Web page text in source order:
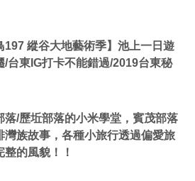
197 縱谷大地藝術季】池上一日遊
/台東IG打卡不能錯過/2019台東秘
/歷坵部落的小米學堂，賓茂部落
灣族故事，各種小旅行透過偏愛旅
的風貌！！